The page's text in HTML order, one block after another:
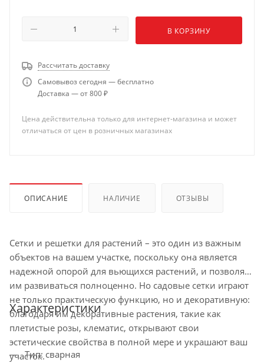
В КОРЗИНУ
Рассчитать доставку
Самовывоз сегодня — бесплатно
Доставка — от 800 ₽
Цена действительна только для интернет-магазина и может
отличаться от цен в розничных магазинах
ОПИСАНИЕ НАЛИЧИЕ ОТЗЫВЫ
Сетки и решетки для растений – это один из важным
объектов на вашем участке, поскольку она является
надежной опорой для вьющихся растений, и позволяет
им развиваться полноценно. Но садовые сетки играют
не только практическую функцию, но и декоративную:
благодаря им декоративные растения, такие как
плетистые розы, клематис, открывают свои
эстетические свойства в полной мере и украшают ваш
участок.
Характеристики
Тип: сварная